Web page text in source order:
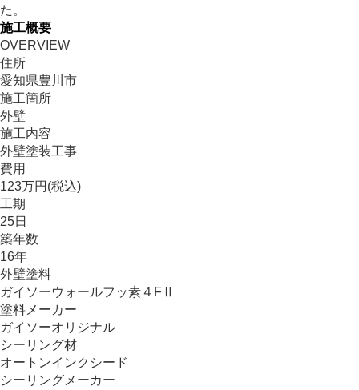
た。
施工概要
OVERVIEW
住所
愛知県豊川市
施工箇所
外壁
施工内容
外壁塗装工事
費用
123万円(税込)
工期
25日
築年数
16年
外壁塗料
ガイソーウォールフッ素４FⅡ
塗料メーカー
ガイソーオリジナル
シーリング材
オートンインクシード
シーリングメーカー